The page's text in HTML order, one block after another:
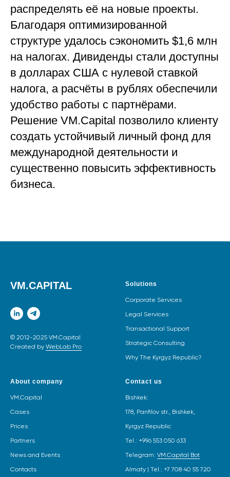
распределять её на новые проекты.
Благодаря оптимизированной
структуре удалось сэкономить $1,6 млн
на налогах. Дивиденды стали доступны
в долларах США с нулевой ставкой
налога, а расчёты в рублях обеспечили
удобство работы с партнёрами.
Решение VM.Capital позволило клиенту
создать устойчивый личный фонд для
международной деятельности и
существенно повысить эффективность
бизнеса.
VM.CAPITAL
© 2012-2025 VM.Capital
Created by WebLab Pro
Solutions
Corporate Services
Legal Services
Transactional Support
Strategic Consulting
Why The Kyrgyz Republic?
About company
VM.Capital
Cases
Prices
Partners
News and Events
Contacts
Contact us
Bishkek:
178, Panfilov str., Bishkek,
Kyrgyz Republic
Tel.: +996 553 050 633
Telegram: VM.Capital Bot
Almaty | Tel.: +7 708 40 55 720